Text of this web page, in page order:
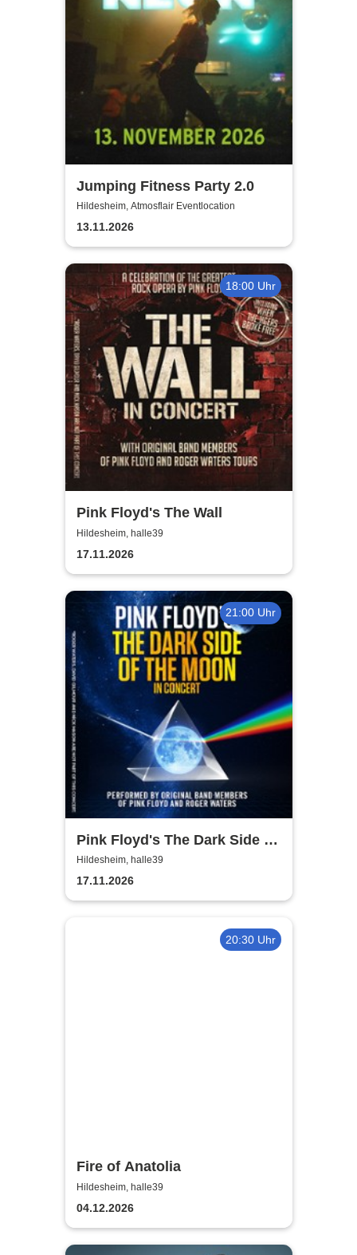
Jumping Fitness Party 2.0
Hildesheim, Atmosflair Eventlocation
13.11.2026
18:00 Uhr
Pink Floyd's The Wall
Hildesheim, halle39
17.11.2026
21:00 Uhr
Pink Floyd's The Dark Side of
the Moon - In Concert
Hildesheim, halle39
17.11.2026
20:30 Uhr
Fire of Anatolia
Hildesheim, halle39
04.12.2026